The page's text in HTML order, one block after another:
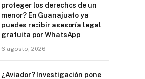
proteger los derechos de un
menor? En Guanajuato ya
puedes recibir asesoría legal
gratuita por WhatsApp
6 agosto, 2026
¿Aviador? Investigación pone